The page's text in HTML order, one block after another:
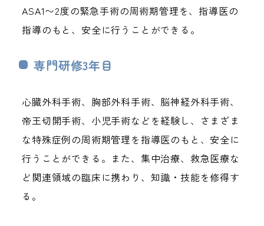
ASA1〜2度の緊急手術の周術期管理を、指導医の
指導のもと、安全に行うことができる。
専門研修3年目
心臓外科手術、胸部外科手術、脳神経外科手術、
帝王切開手術、小児手術などを経験し、さまざま
な特殊症例の周術期管理を指導医のもと、安全に
行うことができる。また、集中治療、救急医療な
ど関連領域の臨床に携わり、知識・技能を修得す
る。